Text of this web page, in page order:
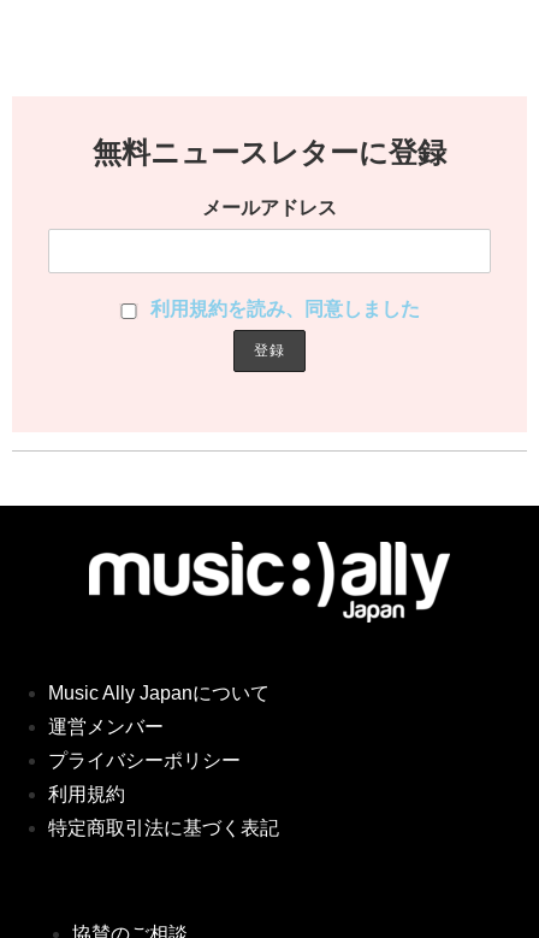
無料ニュースレターに登録
メールアドレス
利用規約を読み、同意しました
Music Ally Japanについて
運営メンバー
プライバシーポリシー
利用規約
特定商取引法に基づく表記